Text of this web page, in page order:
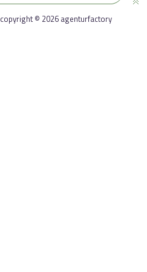
copyright © 2026 agenturfactory